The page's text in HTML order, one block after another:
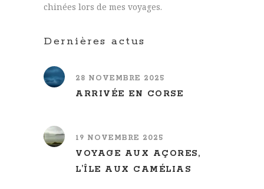
chinées lors de mes voyages.
Dernières actus
28 NOVEMBRE 2025
ARRIVÉE EN CORSE
19 NOVEMBRE 2025
VOYAGE AUX AÇORES,
L’ÎLE AUX CAMÉLIAS